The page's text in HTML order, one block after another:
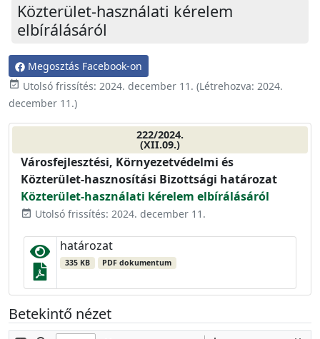
Közterület-használati kérelem
elbírálásáról
Megosztás Facebook-on
event_available Utolsó frissítés: 2024. december 11. (Létrehozva: 2024.
december 11.)
222/2024.
(XII.09.)
Városfejlesztési, Környezetvédelmi és
Közterület-hasznosítási Bizottsági határozat
Közterület-használati kérelem elbírálásáról
event_available Utolsó frissítés: 2024. december 11.
határozat
335 KB PDF dokumentum
Betekintő nézet